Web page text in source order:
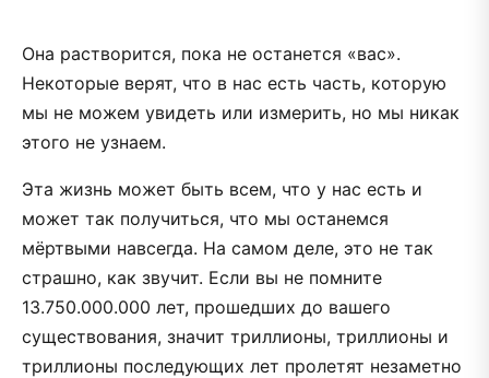
Она растворится, пока не останется «вас».
Некоторые верят, что в нас есть часть, которую
мы не можем увидеть или измерить, но мы никак
этого не узнаем.
Эта жизнь может быть всем, что у нас есть и
может так получиться, что мы останемся
мёртвыми навсегда. На самом деле, это не так
страшно, как звучит. Если вы не помните
13.750.000.000 лет, прошедших до вашего
существования, значит триллионы, триллионы и
триллионы последующих лет пролетят незаметно